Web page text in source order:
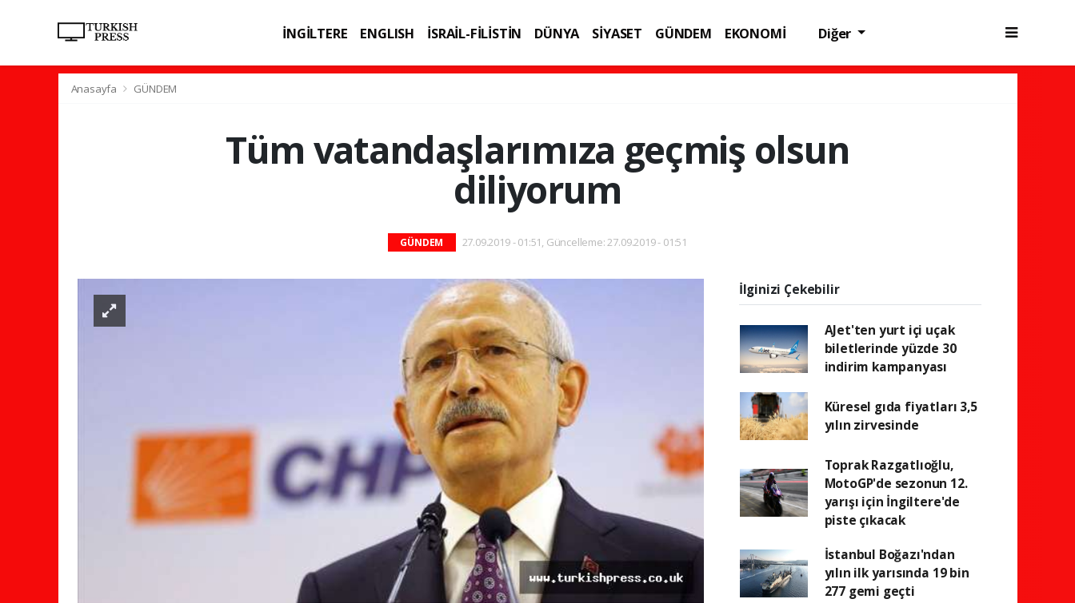
İNGİLTERE ENGLISH İSRAİL-FİLİSTİN DÜNYA SİYASET GÜNDEM
EKONOMİ
Diğer
Anasayfa GÜNDEM
Tüm vatandaşlarımıza geçmiş olsun
diliyorum
GÜNDEM 27.09.2019 - 01:51, Güncelleme: 27.09.2019 - 01:51
İlginizi Çekebilir
AJet'ten yurt içi uçak
biletlerinde yüzde 30
indirim kampanyası
Küresel gıda fiyatları 3,5
yılın zirvesinde
Toprak Razgatlıoğlu,
MotoGP'de sezonun 12.
yarışı için İngiltere'de
piste çıkacak
İstanbul Boğazı'ndan
yılın ilk yarısında 19 bin
277 gemi geçti